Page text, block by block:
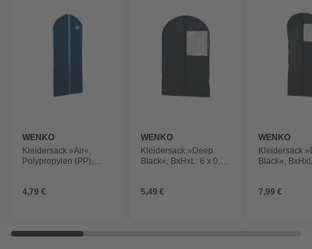
WENKO
Kleidersack »Air«,
Polypropylen (PP),
4,79 €
WENKO
Kleidersack »Deep
Black«, BxHxL: 6 x 0,01
schwarz
5,49 €
WENKO
Kleidersack
Black«,
schwarz
7,99 €